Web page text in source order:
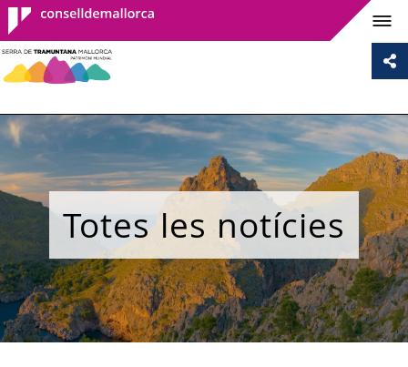
Consell de
Mallorca
Totes les notícies